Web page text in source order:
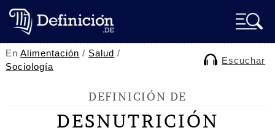
EnAlimentación / Salud /
Sociología
Escuchar
DEFINICIÓN DE
DESNUTRICIÓN